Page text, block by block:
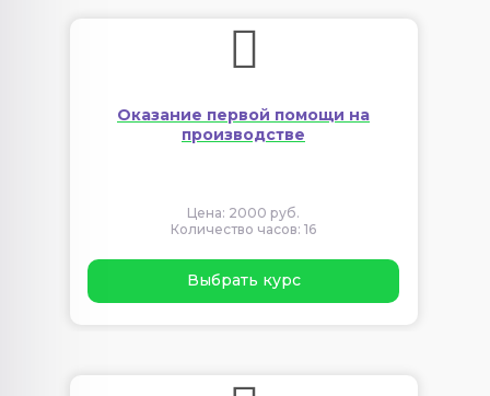
Оказание первой помощи на
производстве
Цена: 2000 руб.
Количество часов: 16
Выбрать курс